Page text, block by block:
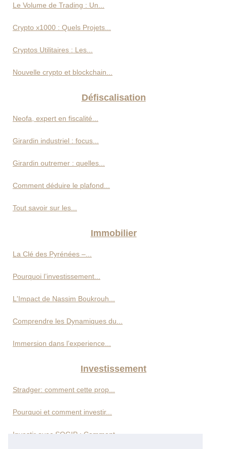
Le Volume de Trading : Un...
Crypto x1000 : Quels Projets...
Cryptos Utilitaires : Les...
Nouvelle crypto et blockchain...
Défiscalisation
Neofa, expert en fiscalité...
Girardin industriel : focus...
Girardin outremer : quelles...
Comment déduire le plafond...
Tout savoir sur les...
Immobilier
La Clé des Pyrénées –...
Pourquoi l’investissement...
L'Impact de Nassim Boukrouh...
Comprendre les Dynamiques du...
Immersion dans l’experience...
Investissement
Stradger: comment cette prop...
Pourquoi et comment investir...
Investir avec SOGIP : Comment...